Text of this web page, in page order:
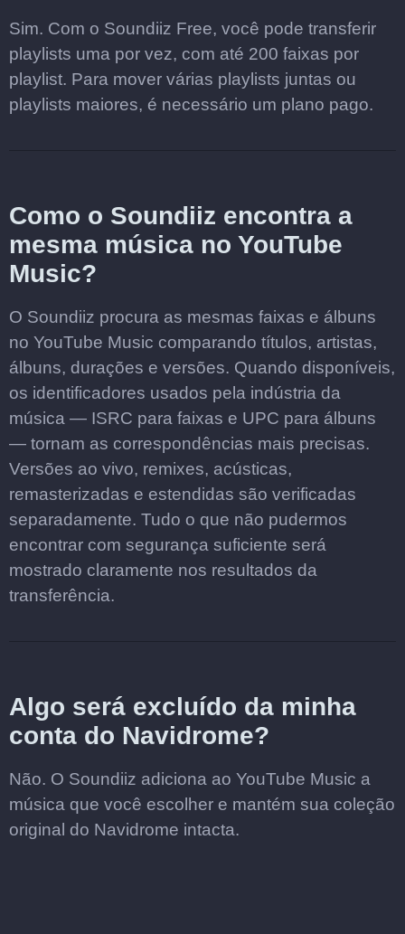
Sim. Com o Soundiiz Free, você pode transferir
playlists uma por vez, com até 200 faixas por
playlist. Para mover várias playlists juntas ou
playlists maiores, é necessário um plano pago.
Como o Soundiiz encontra a
mesma música no YouTube
Music?
O Soundiiz procura as mesmas faixas e álbuns
no YouTube Music comparando títulos, artistas,
álbuns, durações e versões. Quando disponíveis,
os identificadores usados pela indústria da
música — ISRC para faixas e UPC para álbuns
— tornam as correspondências mais precisas.
Versões ao vivo, remixes, acústicas,
remasterizadas e estendidas são verificadas
separadamente. Tudo o que não pudermos
encontrar com segurança suficiente será
mostrado claramente nos resultados da
transferência.
Algo será excluído da minha
conta do Navidrome?
Não. O Soundiiz adiciona ao YouTube Music a
música que você escolher e mantém sua coleção
original do Navidrome intacta.